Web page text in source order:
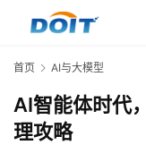
首页 AI与大模型
AI智能体时代
理攻略